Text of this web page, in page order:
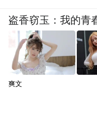
盗香窃玉：我的青
爽文